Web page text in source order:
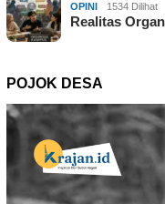
OPINI 1534 Dilihat
Realitas
POJOK DESA